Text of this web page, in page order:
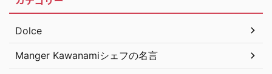
Dolce
Manger Kawanamiシェフの名言